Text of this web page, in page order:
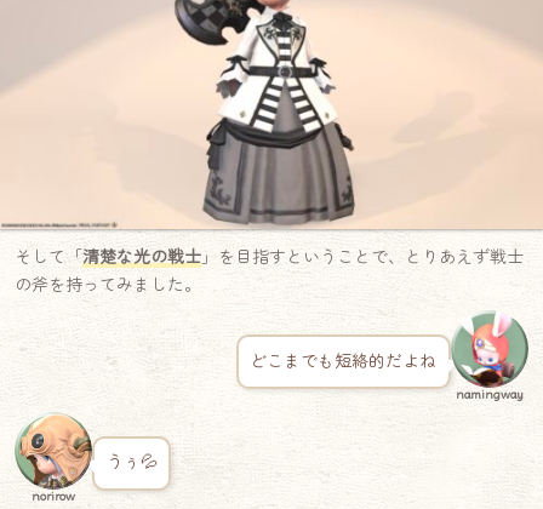
そして「 清楚な光の戦士 」を目指すということで、とりあえず戦士
の斧を持ってみました。
どこまでも短絡的だよね
namingway
norirow
うぅ💦